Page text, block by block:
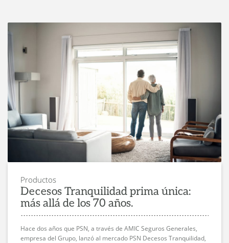
Productos
Decesos Tranquilidad prima única:
más allá de los 70 años.
Hace dos años que PSN, a través de AMIC Seguros Generales,
empresa del Grupo, lanzó al mercado PSN Decesos Tranquilidad,